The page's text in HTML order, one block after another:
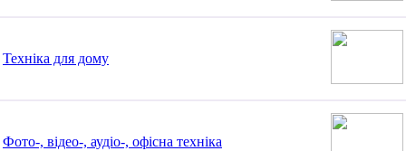
Техніка для дому
Фото-, відео-, аудіо-, офісна техніка